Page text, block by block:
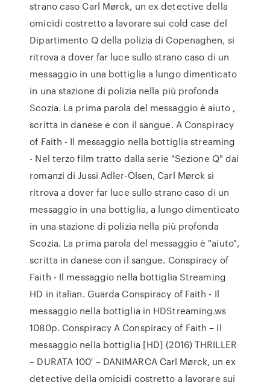
strano caso Carl Mørck, un ex detective della
omicidi costretto a lavorare sui cold case del
Dipartimento Q della polizia di Copenaghen, si
ritrova a dover far luce sullo strano caso di un
messaggio in una bottiglia a lungo dimenticato
in una stazione di polizia nella più profonda
Scozia. La prima parola del messaggio è aiuto ,
scritta in danese e con il sangue. A Conspiracy
of Faith - Il messaggio nella bottiglia streaming
- Nel terzo film tratto dalla serie "Sezione Q" dai
romanzi di Jussi Adler-Olsen, Carl Mørck si
ritrova a dover far luce sullo strano caso di un
messaggio in una bottiglia, a lungo dimenticato
in una stazione di polizia nella più profonda
Scozia. La prima parola del messaggio è "aiuto",
scritta in danese con il sangue. Conspiracy of
Faith - Il messaggio nella bottiglia Streaming
HD in italian. Guarda Conspiracy of Faith - Il
messaggio nella bottiglia in HDStreaming.ws
1080p. Conspiracy A Conspiracy of Faith – Il
messaggio nella bottiglia [HD] (2016) THRILLER
– DURATA 100′ – DANIMARCA Carl Mørck, un ex
detective della omicidi costretto a lavorare sui